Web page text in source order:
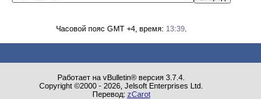
Часовой пояс GMT +4, время: 13:39.
Работает на vBulletin® версия 3.7.4.
Copyright ©2000 - 2026, Jelsoft Enterprises Ltd.
Перевод: zCarot